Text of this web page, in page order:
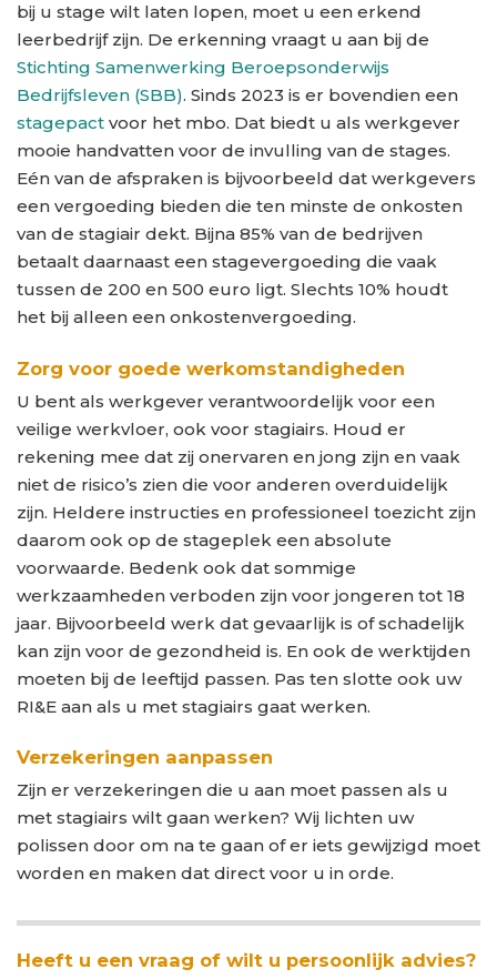
bij u stage wilt laten lopen, moet u een erkend
leerbedrijf zijn. De erkenning vraagt u aan bij de
Stichting Samenwerking Beroepsonderwijs
Bedrijfsleven (SBB). Sinds 2023 is er bovendien een
stagepact voor het mbo. Dat biedt u als werkgever
mooie handvatten voor de invulling van de stages.
Eén van de afspraken is bijvoorbeeld dat werkgevers
een vergoeding bieden die ten minste de onkosten
van de stagiair dekt. Bijna 85% van de bedrijven
betaalt daarnaast een stagevergoeding die vaak
tussen de 200 en 500 euro ligt. Slechts 10% houdt
het bij alleen een onkostenvergoeding.
Zorg voor goede werkomstandigheden
U bent als werkgever verantwoordelijk voor een
veilige werkvloer, ook voor stagiairs. Houd er
rekening mee dat zij onervaren en jong zijn en vaak
niet de risico’s zien die voor anderen overduidelijk
zijn. Heldere instructies en professioneel toezicht zijn
daarom ook op de stageplek een absolute
voorwaarde. Bedenk ook dat sommige
werkzaamheden verboden zijn voor jongeren tot 18
jaar. Bijvoorbeeld werk dat gevaarlijk is of schadelijk
kan zijn voor de gezondheid is. En ook de werktijden
moeten bij de leeftijd passen. Pas ten slotte ook uw
RI&E aan als u met stagiairs gaat werken.
Verzekeringen aanpassen
Zijn er verzekeringen die u aan moet passen als u
met stagiairs wilt gaan werken? Wij lichten uw
polissen door om na te gaan of er iets gewijzigd moet
worden en maken dat direct voor u in orde.
Heeft u een vraag of wilt u persoonlijk advies?